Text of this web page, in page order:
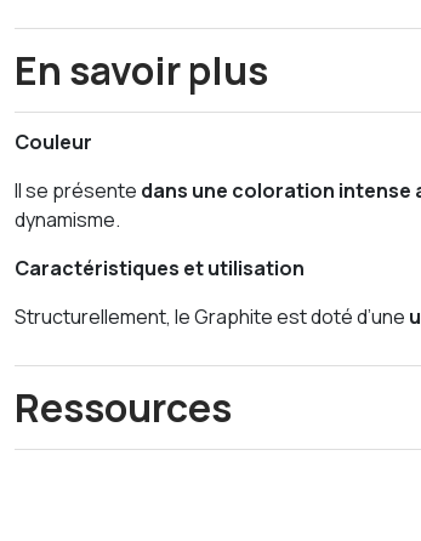
En savoir plus
Couleur
Il se présente dans une coloration intense
dynamisme.
Caractéristiques et utilisation
Structurellement, le Graphite est doté d’une
Ressources